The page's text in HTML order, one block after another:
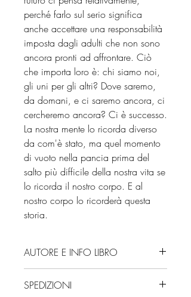
perché farlo sul serio significa
anche accettare una responsabilità
imposta dagli adulti che non sono
ancora pronti ad affrontare. Ciò
che importa loro è: chi siamo noi,
gli uni per gli altri? Dove saremo,
da domani, e ci saremo ancora, ci
cercheremo ancora? Ci è successo.
La nostra mente lo ricorda diverso
da com'è stato, ma quel momento
di vuoto nella pancia prima del
salto più difficile della nostra vita se
lo ricorda il nostro corpo. E al
nostro corpo lo ricorderà questa
storia.
AUTORE E INFO LIBRO
Editore: Bao Publishing
SPEDIZIONI